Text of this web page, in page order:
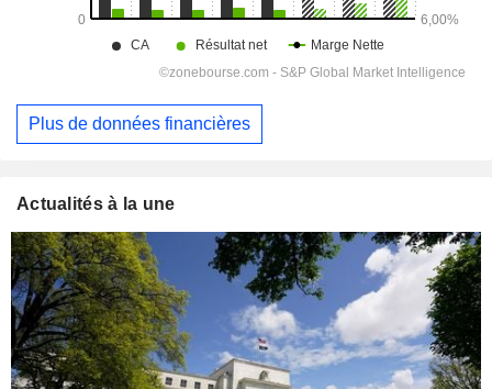
Plus de données financières
Actualités à la une